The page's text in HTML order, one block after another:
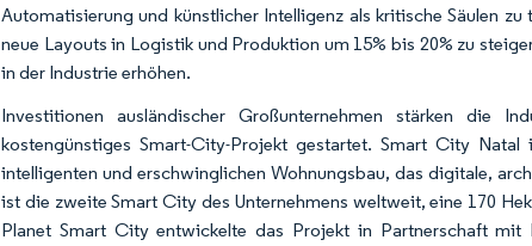
Automatisierung und künstlicher Intelligenz als kritische Säulen
neue Layouts in Logistik und Produktion um 15% bis 20% zu
in der Industrie erhöhen.
Investitionen ausländischer Großunternehmen stärken die
kostengünstiges Smart-City-Projekt gestartet. Smart City
intelligenten und erschwinglichen Wohnungsbau, das digitale,
ist die zweite Smart City des Unternehmens weltweit, eine 170
Planet Smart City entwickelte das Projekt in Partnerschaft mit